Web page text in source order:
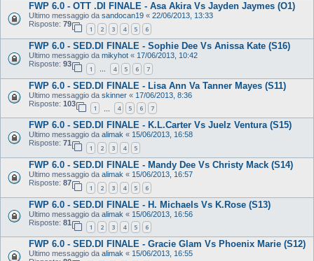
FWP 6.0 - OTT .DI FINALE - Asa Akira Vs Jayden Jaymes (O1)
Ultimo messaggio da sandocan19 « 22/06/2013, 13:33
Risposte: 79
1 2 3 4 5 6
FWP 6.0 - SED.DI FINALE - Sophie Dee Vs Anissa Kate (S16)
Ultimo messaggio da mikyhot « 17/06/2013, 10:42
Risposte: 93
1 … 4 5 6 7
FWP 6.0 - SED.DI FINALE - Lisa Ann Va Tanner Mayes (S11)
Ultimo messaggio da skinner « 17/06/2013, 8:36
Risposte: 103
1 4 5 6 7
FWP 6.0 - SED.DI FINALE - K.L.Carter Vs Juelz Ventura (S15)
Ultimo messaggio da alimak « 15/06/2013, 16:58
Risposte: 71
1 2 3 4 5
FWP 6.0 - SED.DI FINALE - Mandy Dee Vs Christy Mack (S14)
Ultimo messaggio da alimak « 15/06/2013, 16:57
Risposte: 87
1 2 3 4 5 6
FWP 6.0 - SED.DI FINALE - H. Michaels Vs K.Rose (S13)
Ultimo messaggio da alimak « 15/06/2013, 16:56
Risposte: 81
1 2 3 4 5 6
FWP 6.0 - SED.DI FINALE - Gracie Glam Vs Phoenix Marie (S12)
Ultimo messaggio da alimak « 15/06/2013, 16:55